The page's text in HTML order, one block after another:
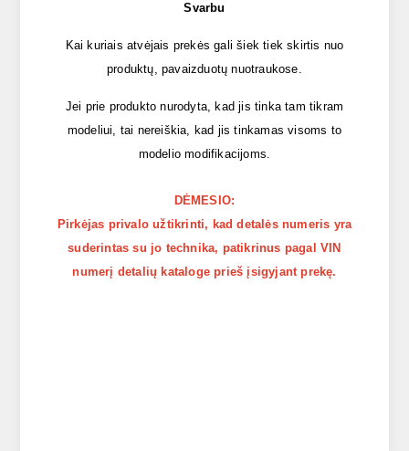
Svarbu
Kai kuriais atvėjais prekės gali šiek tiek skirtis nuo
produktų, pavaizduotų nuotraukose.
Jei prie produkto nurodyta, kad jis tinka tam tikram
modeliui, tai nereiškia, kad jis tinkamas visoms to
modelio modifikacijoms.
DĖMESIO:
Pirkėjas privalo užtikrinti, kad detalės numeris yra
suderintas su jo technika, patikrinus pagal VIN
numerį detalių kataloge prieš įsigyjant prekę.